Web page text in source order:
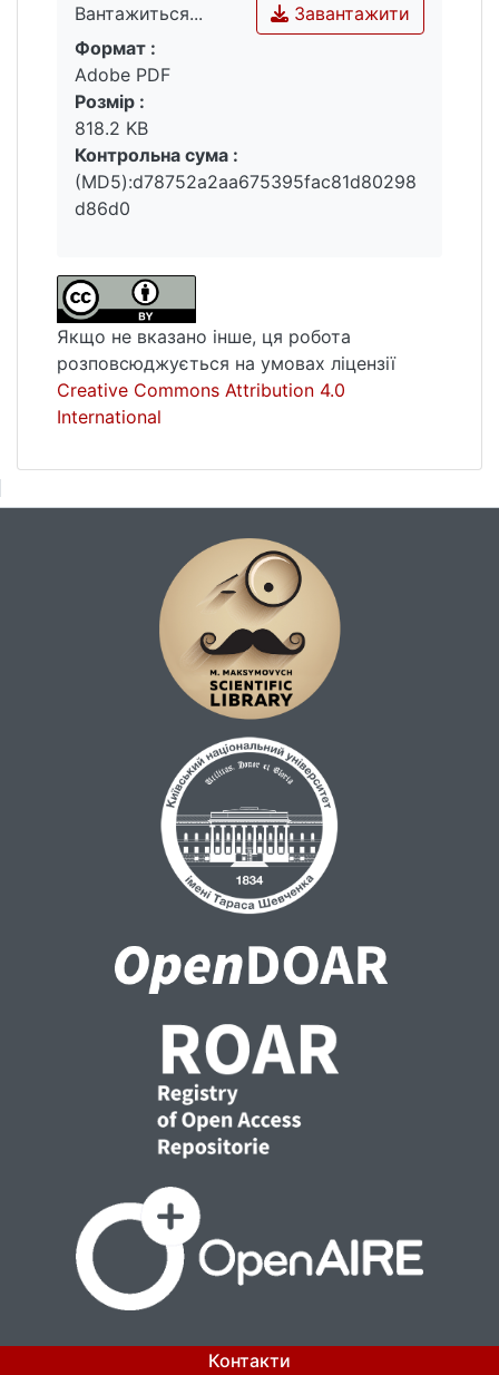
Вантажиться...
Вантажиться...
Завантажити
Формат :
Adobe PDF
Розмір :
818.2 KB
Контрольна сума :
(MD5):d78752a2aa675395fac81d80298
d86d0
Якщо не вказано інше, ця робота
розповсюджується на умовах ліцензії
Creative Commons Attribution 4.0
International
Контакти